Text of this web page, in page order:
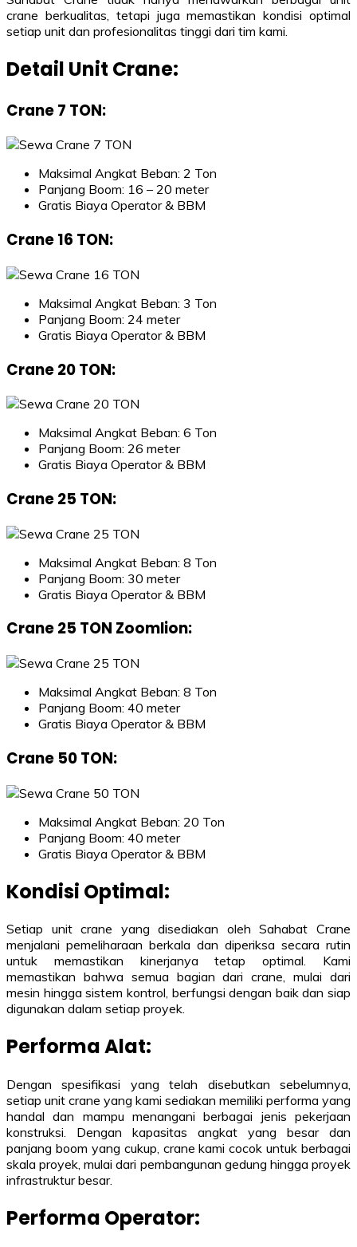
crane berkualitas, tetapi juga memastikan kondisi optimal
setiap unit dan profesionalitas tinggi dari tim kami.
Detail Unit Crane:
Crane 7 TON:
Maksimal Angkat Beban: 2 Ton
Panjang Boom: 16 – 20 meter
Gratis Biaya Operator & BBM
Crane 16 TON:
Maksimal Angkat Beban: 3 Ton
Panjang Boom: 24 meter
Gratis Biaya Operator & BBM
Crane 20 TON:
Maksimal Angkat Beban: 6 Ton
Panjang Boom: 26 meter
Gratis Biaya Operator & BBM
Crane 25 TON:
Maksimal Angkat Beban: 8 Ton
Panjang Boom: 30 meter
Gratis Biaya Operator & BBM
Crane 25 TON Zoomlion:
Maksimal Angkat Beban: 8 Ton
Panjang Boom: 40 meter
Gratis Biaya Operator & BBM
Crane 50 TON:
Maksimal Angkat Beban: 20 Ton
Panjang Boom: 40 meter
Gratis Biaya Operator & BBM
Kondisi Optimal:
Setiap unit crane yang disediakan oleh Sahabat Crane
menjalani pemeliharaan berkala dan diperiksa secara rutin
untuk memastikan kinerjanya tetap optimal. Kami
memastikan bahwa semua bagian dari crane, mulai dari
mesin hingga sistem kontrol, berfungsi dengan baik dan siap
digunakan dalam setiap proyek.
Performa Alat:
Dengan spesifikasi yang telah disebutkan sebelumnya,
setiap unit crane yang kami sediakan memiliki performa yang
handal dan mampu menangani berbagai jenis pekerjaan
konstruksi. Dengan kapasitas angkat yang besar dan
panjang boom yang cukup, crane kami cocok untuk berbagai
skala proyek, mulai dari pembangunan gedung hingga proyek
infrastruktur besar.
Performa Operator: